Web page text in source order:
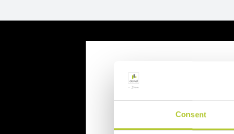
Consent
Richiedi un
Richiedi il tuo preventivo in 2